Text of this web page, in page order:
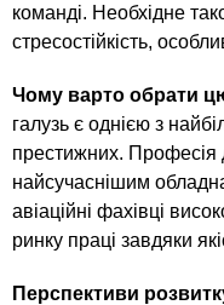
команді. Необхідне
стресостійкість,
Чому варто обрати
галузь є однією з
престижних. Професія
найсучаснішим
авіаційні фахівці
ринку праці завдяки
Перспективи